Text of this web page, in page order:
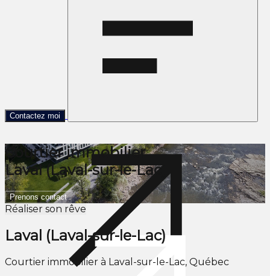
Contactez moi
Courtier immobilier
Laval (Laval-sur-le-Lac)
Prenons contact
Réaliser son rêve
Laval (Laval-sur-le-Lac)
Courtier immobilier à Laval-sur-le-Lac, Québec